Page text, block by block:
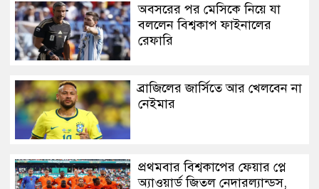
অবসরের পর মেসিকে নিয়ে যা
বললেন বিশ্বকাপ ফাইনালের
রেফারি
ব্রাজিলের জার্সিতে আর খেলবেন না
নেইমার
প্রথমবার বিশ্বকাপের ফেয়ার প্লে
অ্যাওয়ার্ড জিতল নেদারল্যান্ডস,